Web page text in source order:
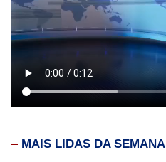
MAIS LIDAS DA SEMANA